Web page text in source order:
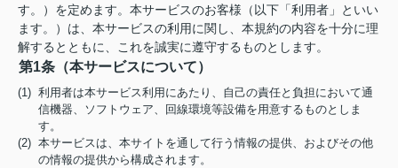
す。）を定めます。本サービスのお客様（以下「利用者」といい
ます。）は、本サービスの利用に関し、本規約の内容を十分に理
解するとともに、これを誠実に遵守するものとします。
第1条（本サービスについて）
(1) 利用者は本サービス利用にあたり、自己の責任と負担において通
信機器、ソフトウェア、回線環境等設備を用意するものとしま
す。
(2) 本サービスは、本サイトを通して行う情報の提供、およびその他
の情報の提供から構成されます。